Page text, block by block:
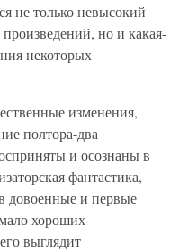
не только невысокий
но и какая-
некоторых
изменения,
полтора-два
и осознаны в
фантастика,
довоенные и первые
хороших
выглядит